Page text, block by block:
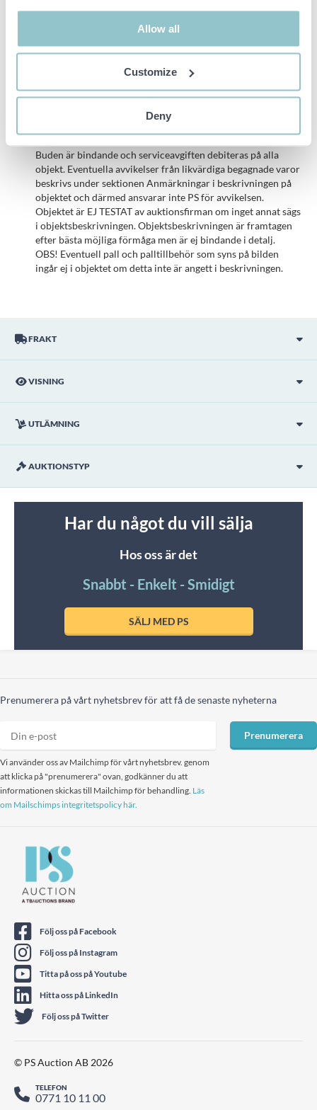
Allow all
Customize
Deny
FRAKT
VISNING
UTLÄMNING
AUKTIONSTYP
OBS!Demonteras av köpare, måste ske på ett fackmannamässigt
vis och eventuella skador på lokalen måste återställas, se bilder
OBS! Detta är en tvångsförsäljning då objektet tillhör ett
Buden är bindande och serviceavgiften debiteras på alla
objekt. Eventuella avvikelser från likvärdiga begagnade varor
beskrivs under sektionen Anmärkningar i beskrivningen på
objektet och därmed ansvarar inte PS för avvikelsen.
Objektet är EJ TESTAT av auktionsfirman om inget annat sägs
i objektsbeskrivningen. Objektsbeskrivningen är framtagen
efter bästa möjliga förmåga men är ej bindande i detalj.
OBS! Eventuell pall och palltillbehör som syns på bilden
ingår ej i objektet om detta inte är angett i beskrivningen.
Har du något du vill sälja
Hos oss är det
Snabbt - Enkelt - Smidigt
SÄLJ MED PS
Prenumerera på vårt nyhetsbrev för att få de senaste nyheterna
Vi använder oss av Mailchimp för vårt nyhetsbrev. genom
att klicka på "prenumerera" ovan, godkänner du att
informationen skickas till Mailchimp för behandling. Läs
om Mailschimps integritetspolicy här.
Prenumerera
Följ oss på Facebook
Följ oss på Instagram
Titta på oss på Youtube
Hitta oss på LinkedIn
Följ oss på Twitter
© PS Auction AB 2026
TELEFON
0771 10 11 00